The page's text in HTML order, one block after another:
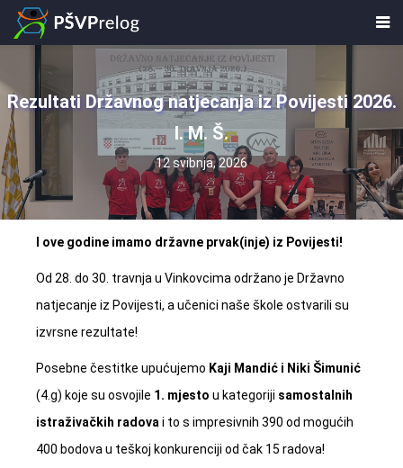
Rezultati Državnog natjecanja iz Povijesti 2026.
I. M. Š.
12 svibnja, 2026
I ove godine imamo državne prvak(inje) iz Povijesti!
Od 28. do 30. travnja u Vinkovcima održano je Državno
natjecanje iz Povijesti, a učenici naše škole ostvarili su
izvrsne rezultate!
Posebne čestitke upućujemo Kaji Mandić i Niki Šimunić
(4.g) koje su osvojile 1. mjesto u kategoriji samostalnih
istraživačkih radova i to s impresivnih 390 od mogućih
400 bodova u teškoj konkurenciji od čak 15 radova!